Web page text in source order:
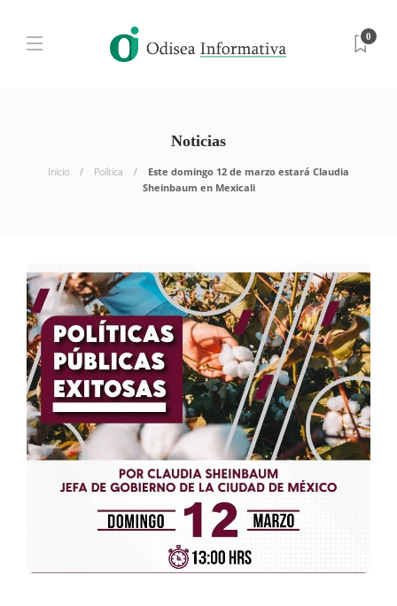
0
Noticias
Inicio Política
Este domingo 12 de marzo estará Claudia
Sheinbaum en Mexicali